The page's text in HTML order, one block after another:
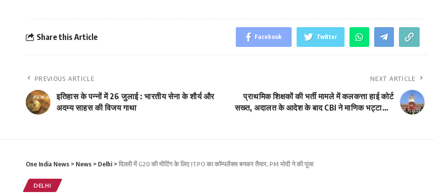
Share this Article Facebook Twitter
PREVIOUS ARTICLE
इतिहास के पन्नों में 26 जुलाई : भारतीय सेना के शौर्य और
अदम्य साहस की विजय गाथा
NEXT ARTICLE
प्राथमिक शिक्षकों की भर्ती मामले में कलकत्ता हाई कोर्ट
सख्त, अदालत के आदेश के बाद CBI ने माणिक भट्टाचार्य
One India News > News > Delhi >दिल्ली में G20 की मीटिंग के लिए ITPO का कॉम्पलैक्स बनकर तैयार, PM मोदी ने की पूजा
DELHI